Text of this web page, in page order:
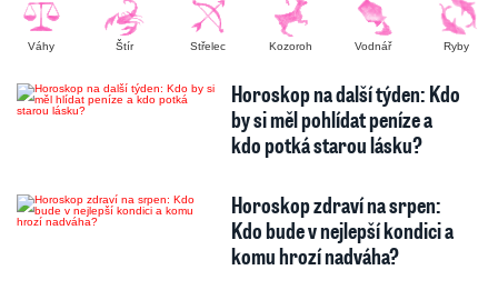
Váhy Štír Střelec Kozoroh Vodnář Ryby
Horoskop na další týden: Kdo
by si měl pohlídat peníze a
kdo potká starou lásku?
Horoskop zdraví na srpen:
Kdo bude v nejlepší kondici a
komu hrozí nadváha?